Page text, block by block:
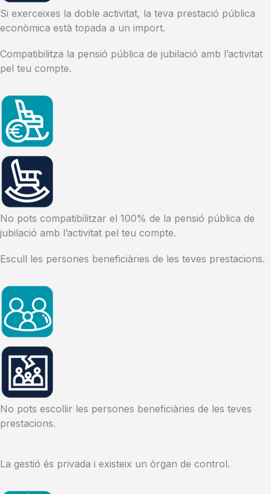
Si exerceixes la doble activitat, la teva prestació pública
econòmica està topada a un import.
Compatibilitza la pensió pública de jubilació amb l’activitat
pel teu compte.
No pots compatibilitzar el 100% de la pensió pública de
jubilació amb l’activitat pel teu compte.
Escull les persones beneficiàries de les teves prestacions.
No pots escollir les persones beneficiàries de les teves
prestacions.
La gestió és privada i existeix un òrgan de control.